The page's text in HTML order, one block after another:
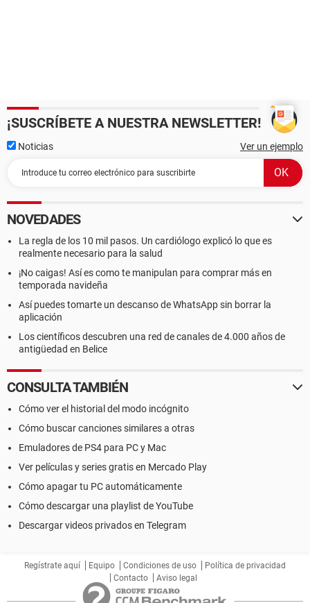
¡SUSCRÍBETE A NUESTRA NEWSLETTER!
Noticias Ver un ejemplo
NOVEDADES
La regla de los 10 mil pasos. Un cardiólogo explicó lo que es
realmente necesario para la salud
¡No caigas! Así es como te manipulan para comprar más en
temporada navideña
Así puedes tomarte un descanso de WhatsApp sin borrar la
aplicación
Los científicos descubren una red de canales de 4.000 años de
antigüedad en Belice
CONSULTA TAMBIÉN
Cómo ver el historial del modo incógnito
Cómo buscar canciones similares a otras
Emuladores de PS4 para PC y Mac
Ver películas y series gratis en Mercado Play
Cómo apagar tu PC automáticamente
Cómo descargar una playlist de YouTube
Descargar videos privados en Telegram
Regístrate aquí Equipo Condiciones de uso
Política de privacidad
Contacto
Aviso legal